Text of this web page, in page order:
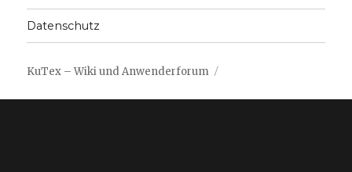
Datenschutz
KuTex – Wiki und Anwenderforum